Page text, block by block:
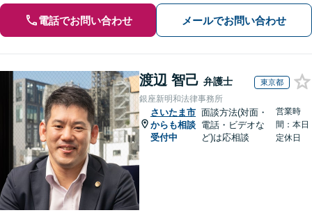
電話でお問い合わせ メールでお問い合わせ
渡辺 智己 弁護士 東京都
銀座新明和法律事務所
さいたま市
からも相談
受付中
面談方法(対面・
電話・ビデオな
ど)は応相談
営業時
間：本日
定休日